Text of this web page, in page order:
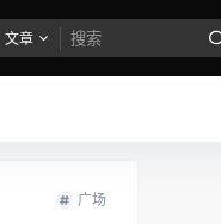
文章
广场